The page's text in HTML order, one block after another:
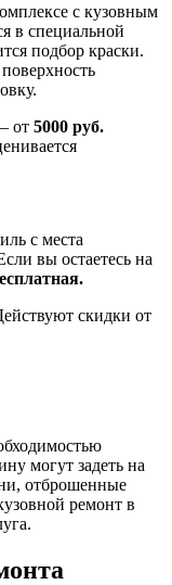
с кузовным
в специальной
подбор краски.
от 5000 руб.
с места
вы остаетесь на
скидки от
могут задеть на
отброшенные
ремонт в